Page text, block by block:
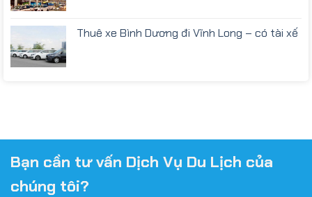
Thuê xe Bình Dương đi Vĩnh Long – có tài xế
Bạn cần tư vấn Dịch Vụ Du Lịch của
chúng tôi?